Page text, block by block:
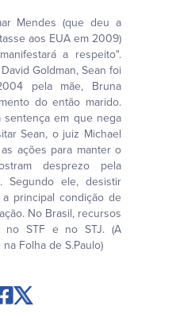
Mendes (que deu a
aos EUA em 2009)
a respeito".
Goldman, Sean foi
pela mãe, Bruna
do então marido.
em que nega
Sean, o juiz Michael
ações para manter o
desprezo pela
Segundo ele, desistir
principal condição de
No Brasil, recursos
no STF e no STJ. (A
Folha de S.Paulo)